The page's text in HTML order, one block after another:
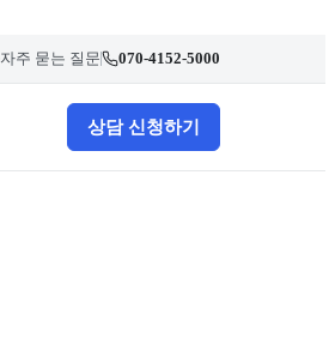
자주 묻는 질문 070-4152-5000
상담 신청하기